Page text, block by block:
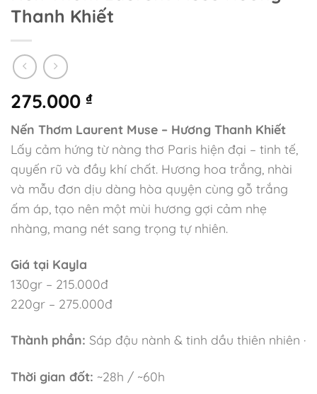
Thanh Khiết
275.000 ₫
Nến Thơm Laurent Muse – Hương Thanh Khiết
Lấy cảm hứng từ nàng thơ Paris hiện đại – tinh tế,
quyến rũ và đầy khí chất. Hương hoa trắng, nhài
và mẫu đơn dịu dàng hòa quyện cùng gỗ trắng
ấm áp, tạo nên một mùi hương gợi cảm nhẹ
nhàng, mang nét sang trọng tự nhiên.
Giá tại Kayla
130gr – 215.000đ
220gr – 275.000đ
Thành phần: Sáp đậu nành & tinh dầu thiên nhiên ·
Thời gian đốt: ~28h / ~60h